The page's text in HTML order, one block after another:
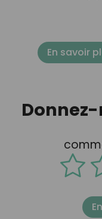
En savoir